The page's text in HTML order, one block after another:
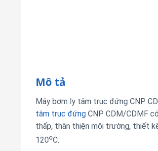
Mô tả
Máy bơm ly tâm trục đứng CNP
tâm trục đứng CNP CDM/CDMF
thấp, thân thiện môi trường, thiết
120oC.